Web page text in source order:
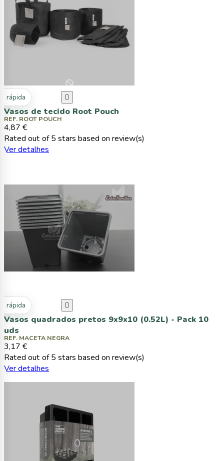
rápida 
Vasos de tecido Root Pouch
REF. ROOT POUCH
4,87 €
Rated out of 5 stars based on review(s)
Ver detalhes
rápida 
Vasos quadrados pretos 9x9x10 (0.52L) - Pack 10
uds
REF. MACETA NEGRA
3,17 €
Rated out of 5 stars based on review(s)
Ver detalhes